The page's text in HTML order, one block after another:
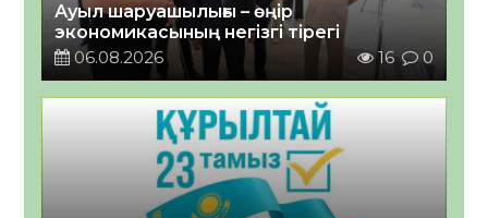
Ауыл шаруашылығы – өңір
экономикасының негізгі тірегі
06.08.2026
16 0